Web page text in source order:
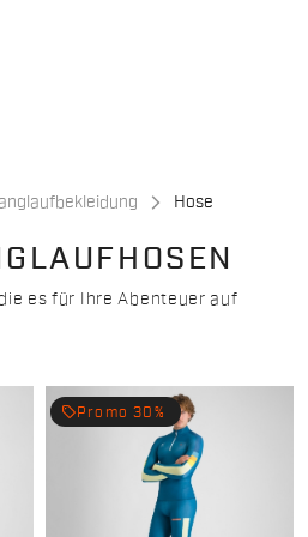
Hose
es für Ihre Abenteuer auf
local_offer Promo 30%